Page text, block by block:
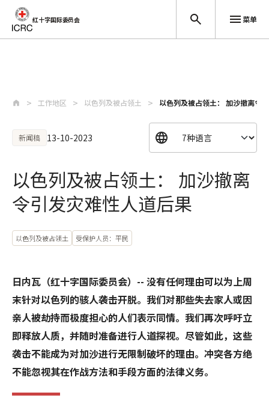
红十字国际委员会 菜单
工作地区 以色列及被占领土 以色列及被占领土： 加沙撤离令
新闻稿 13-10-2023
以色列及被占领土： 加沙撤离
令引发灾难性人道后果
以色列及被占领土 受保护人员：平民
日内瓦（红十字国际委员会）-- 没有任何理由可以为上周
末针对以色列的骇人袭击开脱。我们对那些失去家人或因
亲人被劫持而极度担心的人们表示同情。我们再次呼吁立
即释放人质，并随时准备进行人道探视。尽管如此，这些
袭击不能成为对加沙进行无限制破坏的理由。冲突各方绝
不能忽视其在作战方法和手段方面的法律义务。